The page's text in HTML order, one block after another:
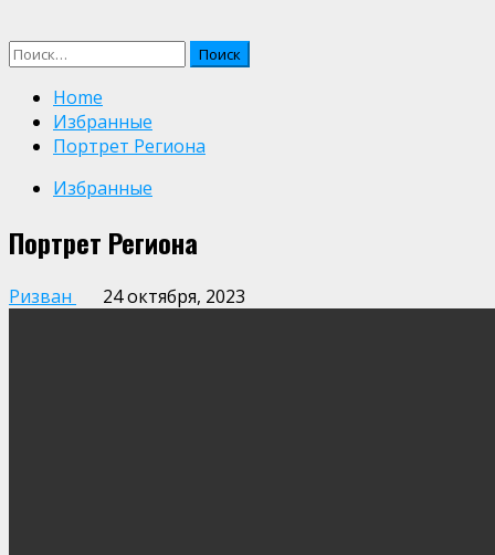
Найти:
Home
Избранные
Портрет Региона
Избранные
Портрет Региона
Ризван 24 октября, 2023